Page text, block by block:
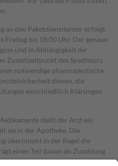
an den Paketdienstleister erfolgt
Freitag bis 18:00 Uhr. Der genaue
und in Abhängigkeit der
Zustellzeitpunkt des Spediteurs
notwendige pharmazeutische
dienen, die
einschließlich Klärungen
stellt der Arzt ein
sie in der Apotheke. Die
übernimmt in der Regel die
einen Teil davon als Zuzahlung